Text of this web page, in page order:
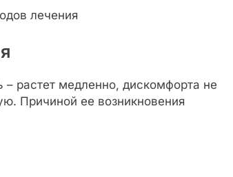
растет медленно, дискомфорта не
Причиной ее возникновения